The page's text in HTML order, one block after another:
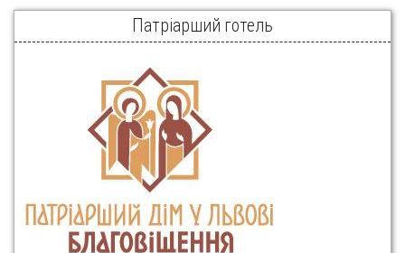
Патріарший готель